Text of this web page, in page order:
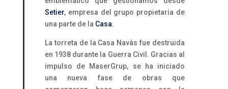
Setier, empresa del grupo propietaria de
una parte de la Casa.
La torreta de la Casa Navàs fue destruida
en 1938 durante la Guerra Civil. Gracias al
impulso de MaserGrup, se ha iniciado
una nueva fase de obras que